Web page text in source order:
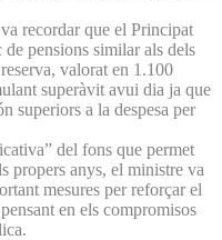
recordar que el Principat
pensions similar als dels
valorat en 1.100
superàvit avui dia ja que
superiors a la despesa per
del fons que permet
propers anys, el ministre va
mesures per reforçar el
en els compromisos